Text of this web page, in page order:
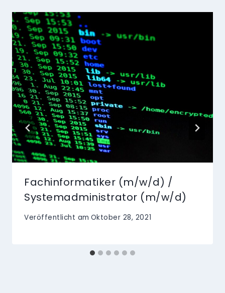
Fachinformatiker (m/w/d) /
Systemadministrator (m/w/d)
Veröffentlicht am Oktober 28, 2021